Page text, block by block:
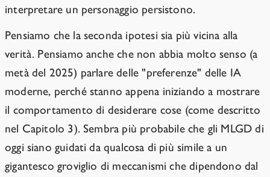
interpretare un personaggio persistono.
Pensiamo che la seconda ipotesi sia più vicina alla
verità. Pensiamo anche che non abbia molto senso (a
metà del 2025) parlare delle "preferenze" delle IA
moderne, perché stanno appena iniziando a mostrare
il comportamento di desiderare cose (come descritto
nel Capitolo 3). Sembra più probabile che gli MLGD di
oggi siano guidati da qualcosa di più simile a un
gigantesco groviglio di meccanismi che dipendono dal